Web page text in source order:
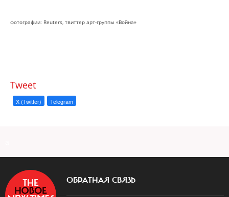
фотографии: Reuters, твиттер арт-группы «Война»
Tweet
X (Twitter) Telegram
ОБРАТНАЯ СВЯЗЬ